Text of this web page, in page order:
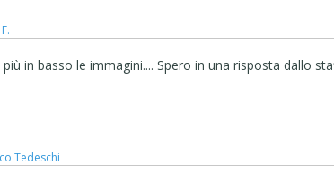
in basso le immagini.... Spero in una risposta dallo
Tedeschi